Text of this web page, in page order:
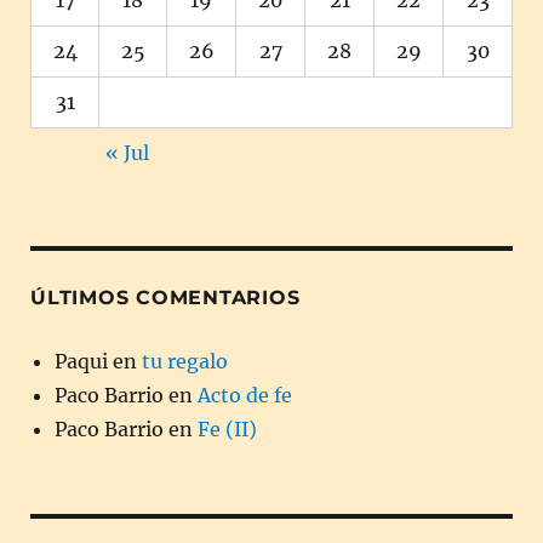
24 25 26 27 28 29 30
31
« Jul
ÚLTIMOS COMENTARIOS
Paqui en tu regalo
Paco Barrio en Acto de fe
Paco Barrio en Fe (II)